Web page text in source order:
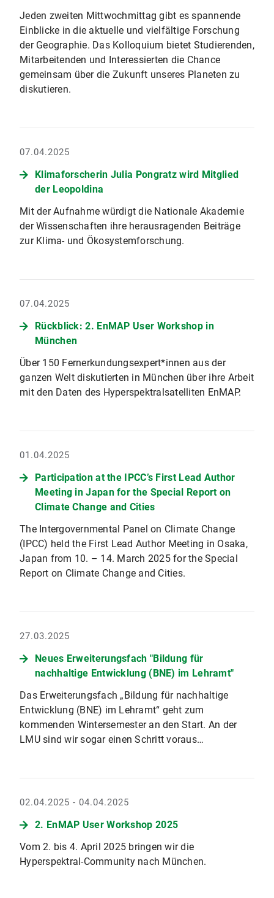
Jeden zweiten Mittwochmittag gibt es spannende
Einblicke in die aktuelle und vielfältige Forschung
der Geographie. Das Kolloquium bietet Studierenden,
Mitarbeitenden und Interessierten die Chance
gemeinsam über die Zukunft unseres Planeten zu
diskutieren.
07.04.2025
Klimaforscherin Julia Pongratz wird Mitglied
der Leopoldina
Mit der Aufnahme würdigt die Nationale Akademie
der Wissenschaften ihre herausragenden Beiträge
zur Klima- und Ökosystemforschung.
07.04.2025
Rückblick: 2. EnMAP User Workshop in
München
Über 150 Fernerkundungsexpert*innen aus der
ganzen Welt diskutierten in München über ihre Arbeit
mit den Daten des Hyperspektralsatelliten EnMAP.
01.04.2025
Participation at the IPCC’s First Lead Author
Meeting in Japan for the Special Report on
Climate Change and Cities
The Intergovernmental Panel on Climate Change
(IPCC) held the First Lead Author Meeting in Osaka,
Japan from 10. – 14. March 2025 for the Special
Report on Climate Change and Cities.
27.03.2025
Neues Erweiterungsfach "Bildung für
nachhaltige Entwicklung (BNE) im Lehramt"
Das Erweiterungsfach „Bildung für nachhaltige
Entwicklung (BNE) im Lehramt“ geht zum
kommenden Wintersemester an den Start. An der
LMU sind wir sogar einen Schritt voraus…
02.04.2025 - 04.04.2025
2. EnMAP User Workshop 2025
Vom 2. bis 4. April 2025 bringen wir die
Hyperspektral-Community nach München.